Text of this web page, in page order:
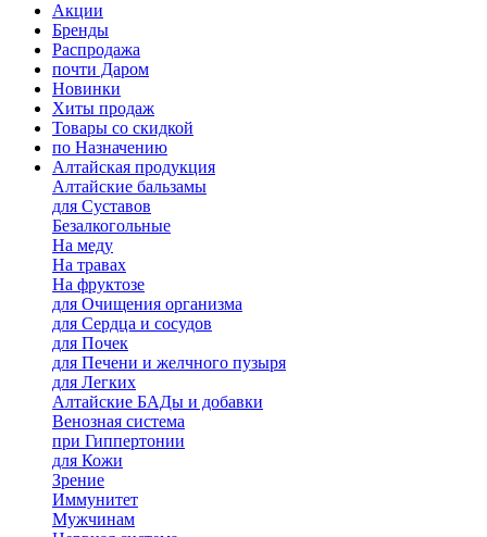
Акции
Бренды
Распродажа
почти Даром
Новинки
Хиты продаж
Товары со скидкой
по Назначению
Алтайская продукция
Алтайские бальзамы
для Суставов
Безалкогольные
На меду
На травах
На фруктозе
для Очищения организма
для Сердца и сосудов
для Почек
для Печени и желчного пузыря
для Легких
Алтайские БАДы и добавки
Венозная система
при Гиппертонии
для Кожи
Зрение
Иммунитет
Мужчинам